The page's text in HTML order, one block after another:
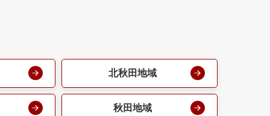
北秋田地域
秋田地域